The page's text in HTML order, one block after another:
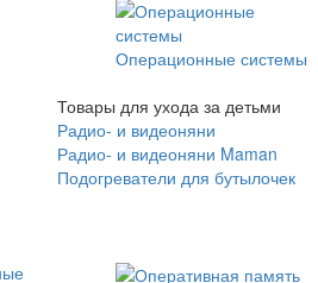
Операционные системы
Товары для ухода за детьми
Радио- и видеоняни
Радио- и видеоняни Maman
Подогреватели для бутылочек